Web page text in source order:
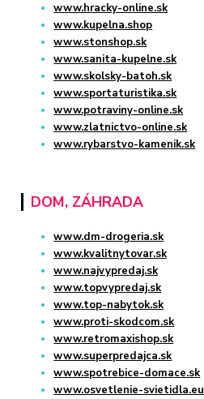
www.hracky-online.sk
www.kupelna.shop
www.stonshop.sk
www.sanita-kupelne.sk
www.skolsky-batoh.sk
www.sportaturistika.sk
www.potraviny-online.sk
www.zlatnictvo-online.sk
www.rybarstvo-kamenik.sk
DOM, ZÁHRADA
www.dm-drogeria.sk
www.kvalitnytovar.sk
www.najvypredaj.sk
www.topvypredaj.sk
www.top-nabytok.sk
www.proti-skodcom.sk
www.retromaxishop.sk
www.superpredajca.sk
www.spotrebice-domace.sk
www.osvetlenie-svietidla.eu